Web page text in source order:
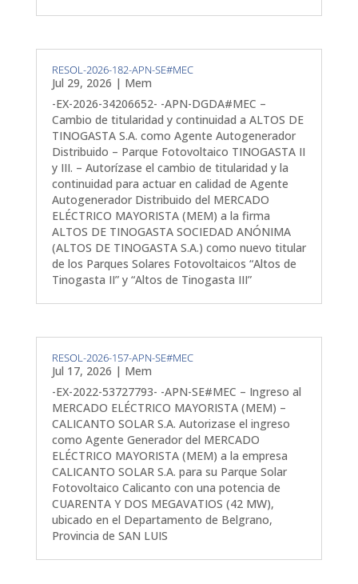
RESOL-2026-182-APN-SE#MEC
Jul 29, 2026 | Mem
-EX-2026-34206652- -APN-DGDA#MEC –
Cambio de titularidad y continuidad a ALTOS DE
TINOGASTA S.A. como Agente Autogenerador
Distribuido – Parque Fotovoltaico TINOGASTA II
y III. – Autorízase el cambio de titularidad y la
continuidad para actuar en calidad de Agente
Autogenerador Distribuido del MERCADO
ELÉCTRICO MAYORISTA (MEM) a la firma
ALTOS DE TINOGASTA SOCIEDAD ANÓNIMA
(ALTOS DE TINOGASTA S.A.) como nuevo titular
de los Parques Solares Fotovoltaicos “Altos de
Tinogasta II” y “Altos de Tinogasta III”
RESOL-2026-157-APN-SE#MEC
Jul 17, 2026 | Mem
-EX-2022-53727793- -APN-SE#MEC – Ingreso al
MERCADO ELÉCTRICO MAYORISTA (MEM) –
CALICANTO SOLAR S.A. Autorizase el ingreso
como Agente Generador del MERCADO
ELÉCTRICO MAYORISTA (MEM) a la empresa
CALICANTO SOLAR S.A. para su Parque Solar
Fotovoltaico Calicanto con una potencia de
CUARENTA Y DOS MEGAVATIOS (42 MW),
ubicado en el Departamento de Belgrano,
Provincia de SAN LUIS